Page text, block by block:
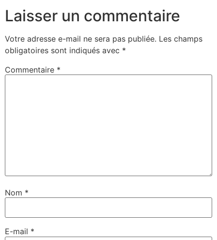
Laisser un commentaire
Votre adresse e-mail ne sera pas publiée. Les champs
obligatoires sont indiqués avec *
Commentaire *
Nom *
E-mail *